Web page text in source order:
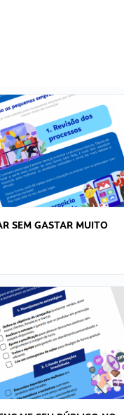
SEM GASTAR MUITO